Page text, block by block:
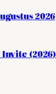
2026
Invite (2026)